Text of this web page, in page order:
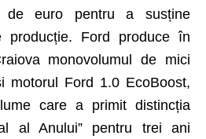
de euro pentru a susține
producție. Ford produce în
monovolumul de mici
motorul Ford 1.0 EcoBoost,
care a primit distincția
al Anului” pentru trei ani